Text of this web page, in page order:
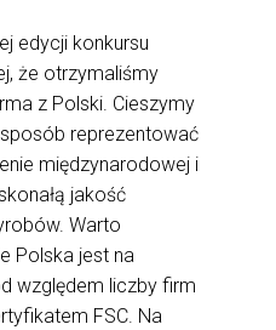
edycji konkursu
że otrzymaliśmy
z Polski. Cieszymy
reprezentować
międzynarodowej i
jakość
Warto
Polska jest na
względem liczby firm
FSC. Na